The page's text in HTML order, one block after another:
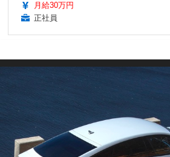
月給30万円
正社員